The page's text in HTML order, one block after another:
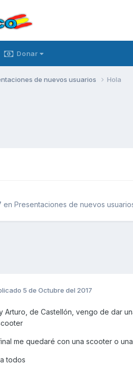
Donar
de nuevos usuarios Hola
en Presentaciones de nuevos
5 de Octubre del 2017
Arturo, de Castellón, vengo de dar
me quedaré con una scooter o
todos